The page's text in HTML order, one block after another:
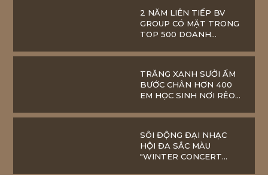
2 NĂM LIÊN TIẾP BV
GROUP CÓ MẶT TRONG
TOP 500 DOANH
NAM
TRĂNG XANH SƯỞI ẤM
BƯỚC CHÂN HƠN 400
EM HỌC SINH NƠI RẺO
SÔI ĐỘNG ĐẠI NHẠC
HỘI ĐA SẮC MÀU
"WINTER CONCERT